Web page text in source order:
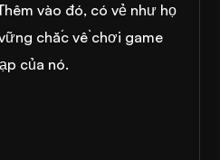
vào đó, có vẻ như họ
chắc về chơi game
của nó.